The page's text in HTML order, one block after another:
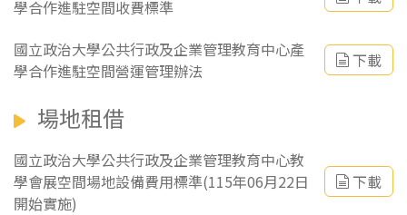
學合作進駐空間收費標準
國立政治大學公共行政及企業管理教育中心產
學合作進駐空間營運管理辦法
下載
場地租借
國立政治大學公共行政及企業管理教育中心教
學會展空間場地設備費用標準(115年06月22日
開始實施)
下載